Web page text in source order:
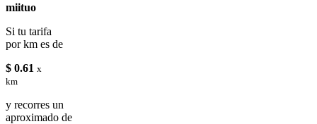
miituo
Si tu tarifa
por km es de
$ 0.61 x
km
y recorres un
aproximado de